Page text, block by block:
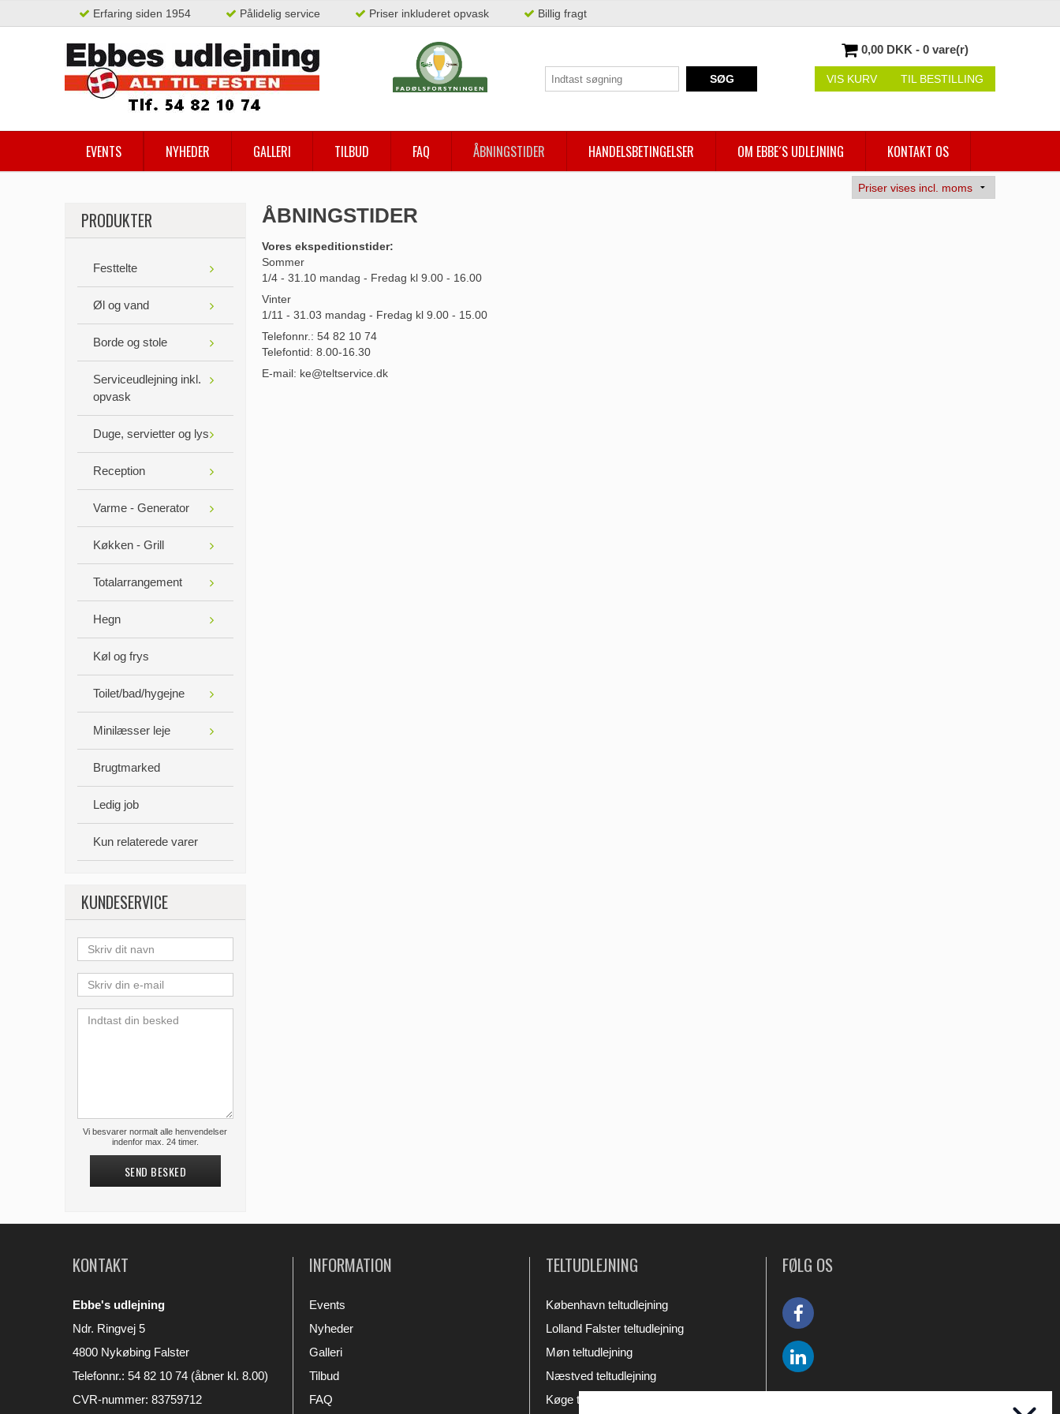
Erfaring siden 1954 Pålidelig service Priser inkluderet opvask Billig fragt
SØG
0,00 DKK - 0 vare(r)
VIS KURV TIL BESTILLING
EVENTS NYHEDER GALLERI TILBUD FAQ ÅBNINGSTIDER HANDELSBETINGELSER OM EBBE´S UDLEJNING KONTAKT OS
PRODUKTER
Festtelte
Øl og vand
Borde og stole
Serviceudlejning inkl.
opvask
Duge, servietter og lys
Reception
Varme - Generator
Køkken - Grill
Totalarrangement
Hegn
Køl og frys
Toilet/bad/hygejne
Minilæsser leje
Brugtmarked
Ledig job
Kun relaterede varer
KUNDESERVICE
Vi besvarer normalt alle henvendelser
indenfor max. 24 timer.
SEND BESKED
ÅBNINGSTIDER
Vores ekspeditionstider:
Sommer
1/4 - 31.10 mandag - Fredag kl 9.00 - 16.00
Vinter
1/11 - 31.03 mandag - Fredag kl 9.00 - 15.00
Telefonnr.: 54 82 10 74
Telefontid: 8.00-16.30
E-mail: ke@teltservice.dk
KONTAKT
Ebbe's udlejning
Ndr. Ringvej 5
4800 Nykøbing Falster
Telefonnr.: 54 82 10 74 (åbner kl. 8.00)
CVR-nummer: 83759712
INFORMATION
Events
Nyheder
Galleri
Tilbud
FAQ
TELTUDLEJNING
København teltudlejning
Lolland Falster teltudlejning
Møn teltudlejning
Næstved teltudlejning
Køge teltudlejning
FØLG OS